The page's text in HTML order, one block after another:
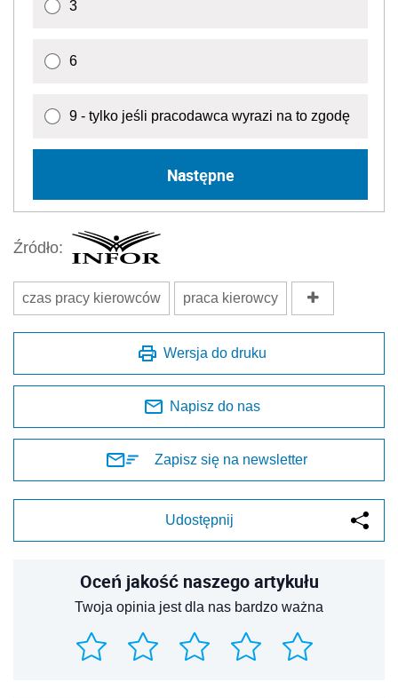
3
6
9 - tylko jeśli pracodawca wyrazi na to zgodę
Następne
Źródło:
czas pracy kierowców praca kierowcy
Wersja do druku
Napisz do nas
Zapisz się na newsletter
Udostępnij
Oceń jakość naszego artykułu
Twoja opinia jest dla nas bardzo ważna